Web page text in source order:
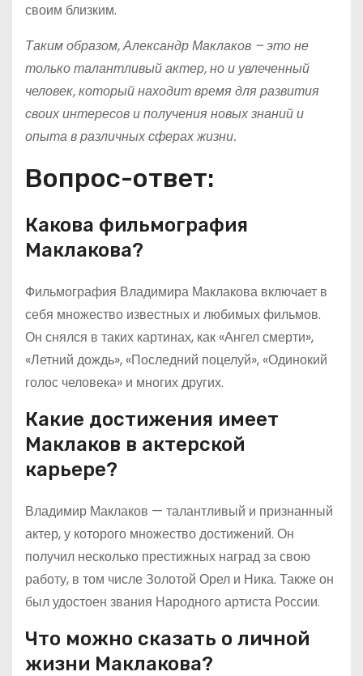
своим близким.
Таким образом, Александр Маклаков – это не
только талантливый актер, но и увлеченный
человек, который находит время для развития
своих интересов и получения новых знаний и
опыта в различных сферах жизни.
Вопрос-ответ:
Какова фильмография
Маклакова?
Фильмография Владимира Маклакова включает в
себя множество известных и любимых фильмов.
Он снялся в таких картинах, как «Ангел смерти»,
«Летний дождь», «Последний поцелуй», «Одинокий
голос человека» и многих других.
Какие достижения имеет
Маклаков в актерской
карьере?
Владимир Маклаков — талантливый и признанный
актер, у которого множество достижений. Он
получил несколько престижных наград за свою
работу, в том числе Золотой Орел и Ника. Также он
был удостоен звания Народного артиста России.
Что можно сказать о личной
жизни Маклакова?